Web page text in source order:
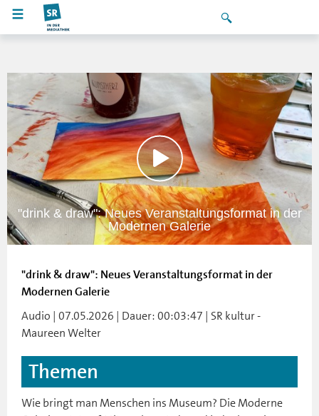
"drink & draw": Neues Veranstaltungsformat in der
Modernen Galerie
"drink & draw": Neues Veranstaltungsformat in der
Modernen Galerie
Audio | 07.05.2026 | Dauer: 00:03:47 | SR kultur -
Maureen Welter
Themen
Wie bringt man Menschen ins Museum? Die Moderne